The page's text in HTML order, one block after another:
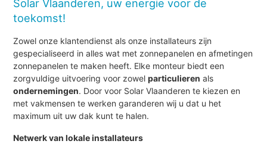
Solar Vlaanderen, uw energie voor de
toekomst!
Zowel onze klantendienst als onze installateurs zijn
gespecialiseerd in alles wat met zonnepanelen en afmetingen
zonnepanelen te maken heeft. Elke monteur biedt een
zorgvuldige uitvoering voor zowelparticulieren als
ondernemingen. Door voor Solar Vlaanderen te kiezen en
met vakmensen te werken garanderen wij u dat u het
maximum uit uw dak kunt te halen.
Netwerk van lokale installateurs